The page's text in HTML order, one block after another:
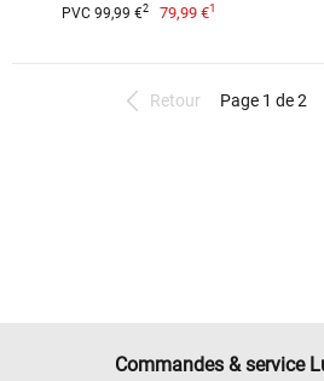
PVC 99,99 €2 79,99 €1
Retour Page 1 de 2
Commandes & service